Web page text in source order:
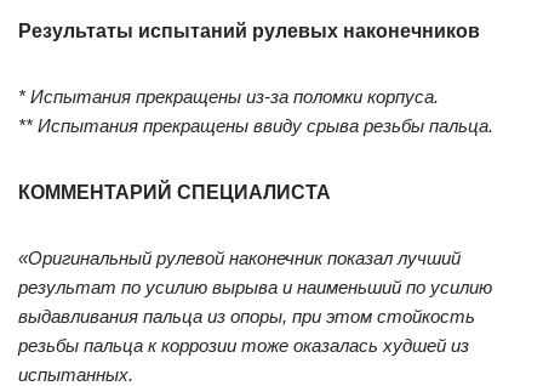
Результаты испытаний рулевых наконечников
* Испытания прекращены из-за поломки корпуса.
** Испытания прекращены ввиду срыва резьбы пальца.
КОММЕНТАРИЙ СПЕЦИАЛИСТА
«Оригинальный рулевой наконечник показал лучший
результат по усилию вырыва и наименьший по усилию
выдавливания пальца из опоры, при этом стойкость
резьбы пальца к коррозии тоже оказалась худшей из
испытанных.